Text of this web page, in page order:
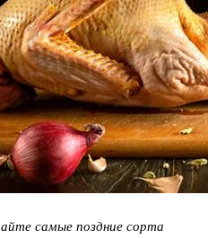
самые поздние сорта